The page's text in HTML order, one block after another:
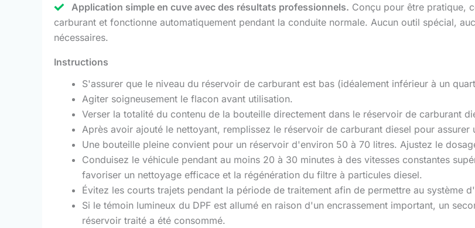
Application simple en cuve avec des résultats professionnels. Conçu pour être pratique,
carburant et fonctionne automatiquement pendant la conduite normale. Aucun outil spécial,
nécessaires.
Instructions
S'assurer que le niveau du réservoir de carburant est bas (idéalement inférieur à un
Agiter soigneusement le flacon avant utilisation.
Verser la totalité du contenu de la bouteille directement dans le réservoir de carburant
Après avoir ajouté le nettoyant, remplissez le réservoir de carburant diesel pour assurer
Une bouteille pleine convient pour un réservoir d'environ 50 à 70 litres. Ajustez le
Conduisez le véhicule pendant au moins 20 à 30 minutes à des vitesses constantes
favoriser un nettoyage efficace et la régénération du filtre à particules diesel.
Évitez les courts trajets pendant la période de traitement afin de permettre au système
Si le témoin lumineux du DPF est allumé en raison d'un encrassement important, un
réservoir traité a été consommé.